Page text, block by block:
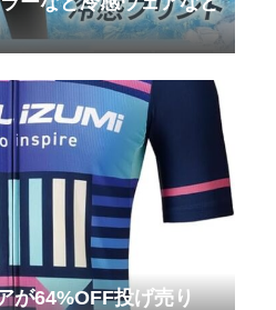
が64%OFF投げ売り